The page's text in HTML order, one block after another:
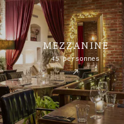
MEZZANINE
45 personnes